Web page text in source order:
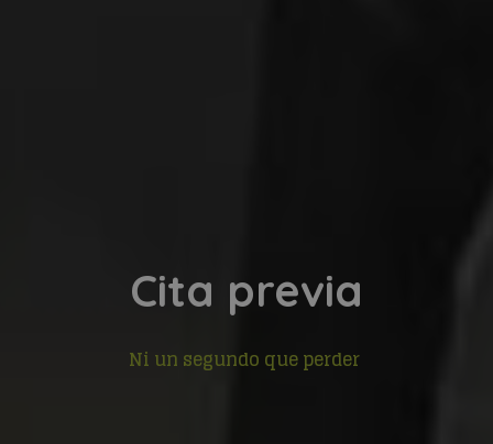
Cita previa
Ni un segundo que perder